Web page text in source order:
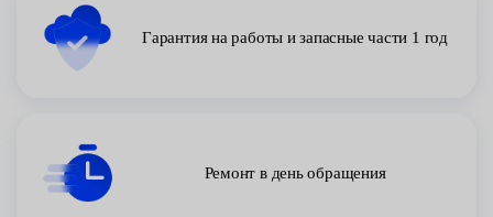
Гарантия на работы и запасные части 1 год
Ремонт в день обращения